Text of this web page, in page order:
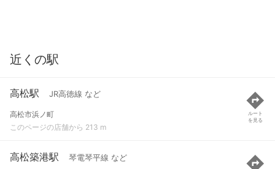
近くの駅
高松駅 JR高徳線 など
高松市浜ノ町
このページの店舗から 213 m
ルート
を見る
高松築港駅 琴電琴平線 など